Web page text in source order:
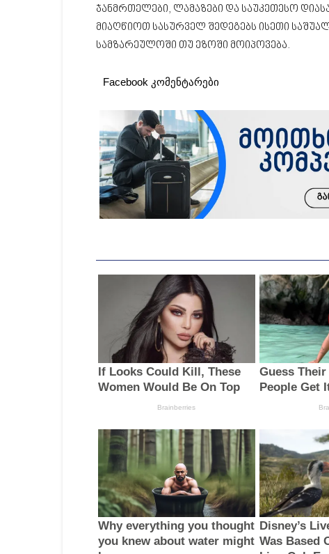
ჯანმრთელები, ლამაზები და საუკეთესო
მიაღწიოთ სასურველ შედეგებს ისეთი
სამზარეულოში თუ ეზოში მოიპოვება.
Facebook კომენტარები